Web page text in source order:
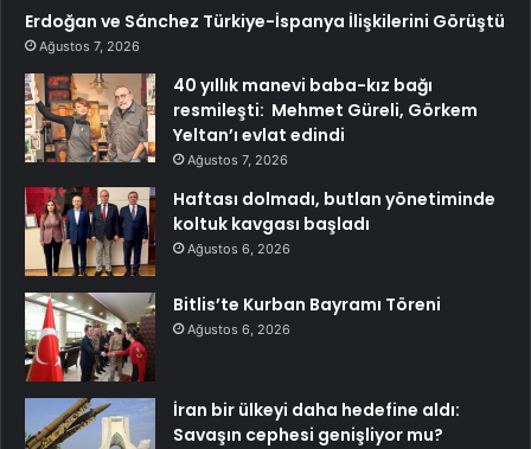
Erdoğan ve Sánchez Türkiye-İspanya İlişkilerini Görüştü
Ağustos 7, 2026
40 yıllık manevi baba-kız bağı
resmileşti: Mehmet Güreli, Görkem
Yeltan’ı evlat edindi
Ağustos 7, 2026
Haftası dolmadı, butlan yönetiminde
koltuk kavgası başladı
Ağustos 6, 2026
Bitlis’te Kurban Bayramı Töreni
Ağustos 6, 2026
İran bir ülkeyi daha hedefine aldı:
Savaşın cephesi genişliyor mu?